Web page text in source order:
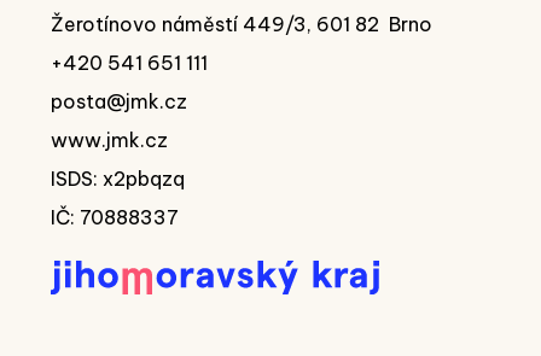
Žerotínovo náměstí 449/3, 601 82 Brno
+420 541 651 111
posta@jmk.cz
www.jmk.cz
ISDS: x2pbqzq
IČ: 70888337